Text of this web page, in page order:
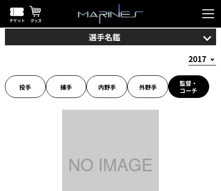
選手名鑑
投手 捕手 内野手 外野手
監督・
コーチ